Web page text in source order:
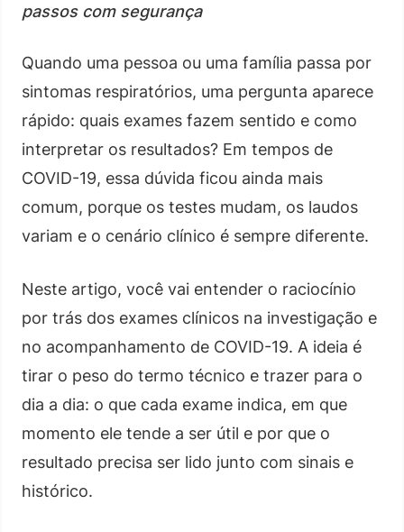
passos com segurança
Quando uma pessoa ou uma família passa por
sintomas respiratórios, uma pergunta aparece
rápido: quais exames fazem sentido e como
interpretar os resultados? Em tempos de
COVID-19, essa dúvida ficou ainda mais
comum, porque os testes mudam, os laudos
variam e o cenário clínico é sempre diferente.
Neste artigo, você vai entender o raciocínio
por trás dos exames clínicos na investigação e
no acompanhamento de COVID-19. A ideia é
tirar o peso do termo técnico e trazer para o
dia a dia: o que cada exame indica, em que
momento ele tende a ser útil e por que o
resultado precisa ser lido junto com sinais e
histórico.